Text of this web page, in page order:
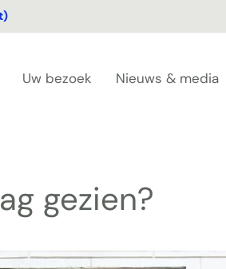
Uw bezoek Nieuws & media
gezien?